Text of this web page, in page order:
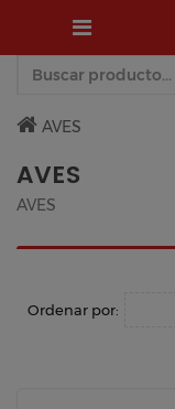
AVES
AVES
AVES
Ordenar por: